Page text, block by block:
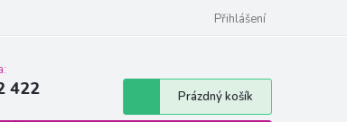
Formulář pro odstoupení od smlouvy
Přihlášení
422
Nákupní
košík
Prázdný košík